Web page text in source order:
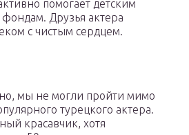
помогает детским
Друзья актера
с чистым сердцем.
мы не могли пройти мимо
турецкого актера.
красавчик, хотя